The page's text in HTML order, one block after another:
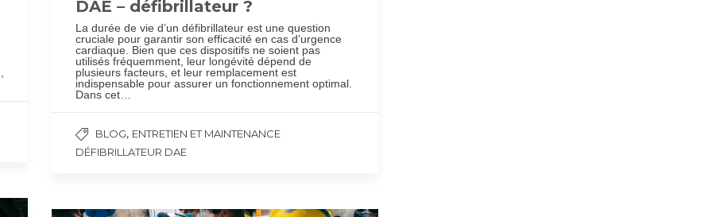
DAE – défibrillateur ?
La durée de vie d’un défibrillateur est une question
cruciale pour garantir son efficacité en cas d’urgence
cardiaque. Bien que ces dispositifs ne soient pas
utilisés fréquemment, leur longévité dépend de
plusieurs facteurs, et leur remplacement est
indispensable pour assurer un fonctionnement optimal.
Dans cet…
BLOG, ENTRETIEN ET MAINTENANCE
DÉFIBRILLATEUR DAE